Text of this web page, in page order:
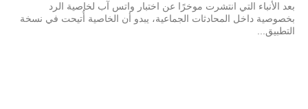
بعد الأنباء التي انتشرت موخرًا عن اختبار واتس آب لخاصية الرد
بخصوصية داخل المحادثات الجماعية، يبدو أن الخاصية أُتيحت في نسخة
التطبيق...